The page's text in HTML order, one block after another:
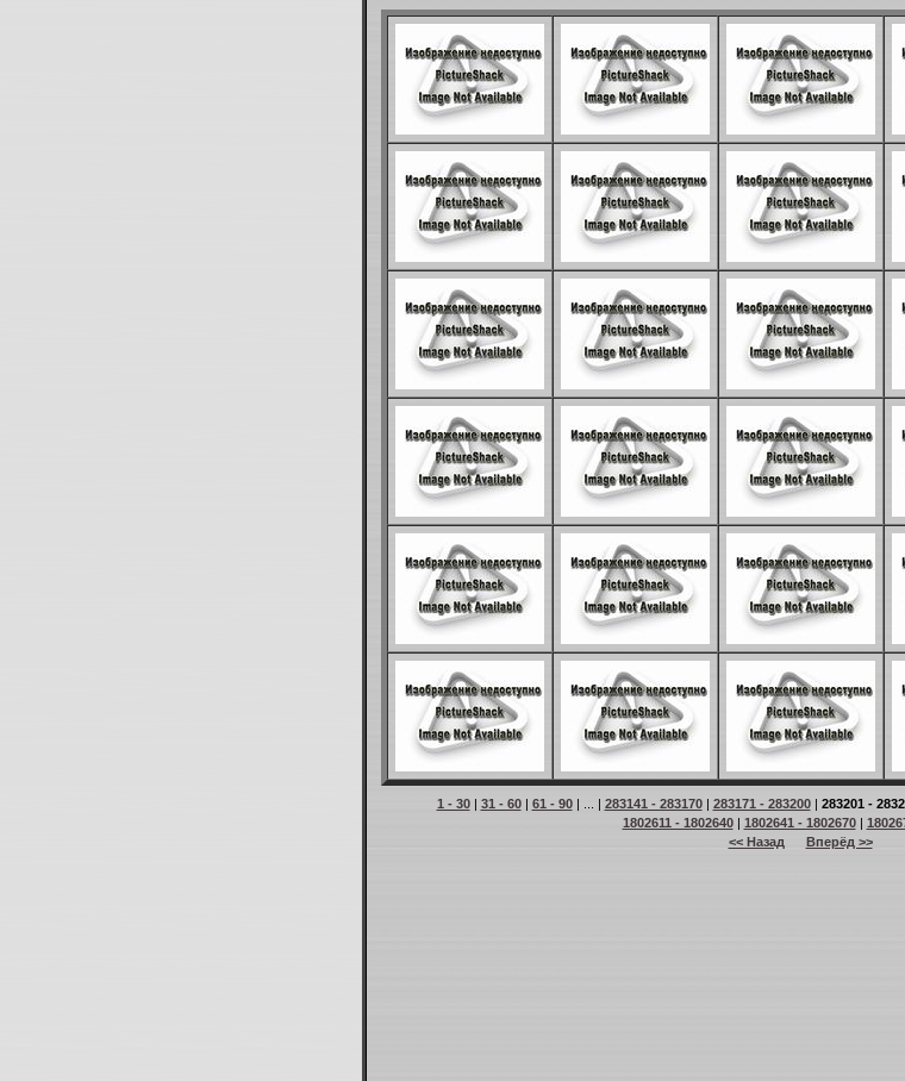
1 - 30| 31 - 60| 61 - 90| ... | 283141 - 283170| 283171 - 283200| 283201 -
1802611 - 1802640| 1802641 - 1802670|
<< Назад
Вперёд >>